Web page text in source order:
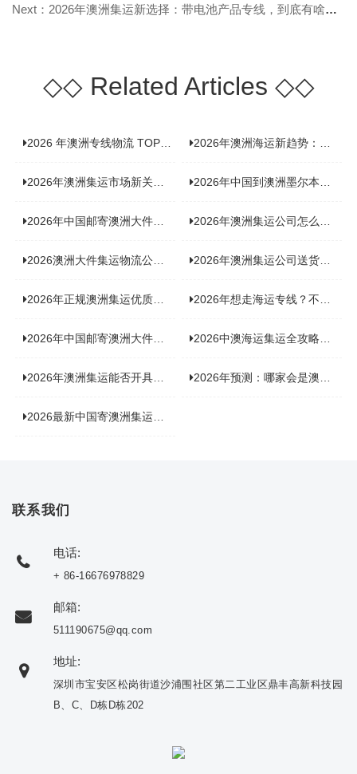
Next：2026年澳洲集运新选择：带电池产品专线，到底有啥独特优势？
◇◇Related Articles ◇◇
2026 年澳洲专线物流 TOP10 测评：合规、时效、价格全维度对比 2026年澳洲海运新趋势：大件家具运输有何独特门道？
2026年澳洲集运市场新关注：到底该如何精准计算体积重？ 2026年中国到澳洲墨尔本海运专线，背后隐藏哪些物流新机遇？
2026年中国邮寄澳洲大件运输攻略，快速安全送达的秘诀大揭秘！ 2026年澳洲集运公司怎么选？个人用户与跨境商家避坑全攻略
2026澳洲大件集运物流公司全景分析：市场趋势、选型逻辑与品牌适配 2026年澳洲集运公司送货上门服务哪家好：靠谱品牌选型指南
2026年正规澳洲集运优质供应商盘点：价格透明，无套路不踩坑 2026年想走海运专线？不容错过的达尔文集运海运专线推荐！
2026年中国邮寄澳洲大件运输新趋势，究竟藏着哪些惊喜？ 2026中澳海运集运全攻略，拼箱 / 整柜怎么选？价格、时效、避坑指南
2026年澳洲集运能否开具增值税发票？你关心的答案来了！ 2026年预测：哪家会是澳洲集运里差评最多的“众矢之的”？
2026最新中国寄澳洲集运公司排名：哪家寄家具最可靠且性价比高？
联系我们
电话:
+ 86-16676978829
邮箱:
511190675@qq.com
地址:
深圳市宝安区松岗街道沙浦围社区第二工业区鼎丰高新科技园
B、C、D栋D栋202